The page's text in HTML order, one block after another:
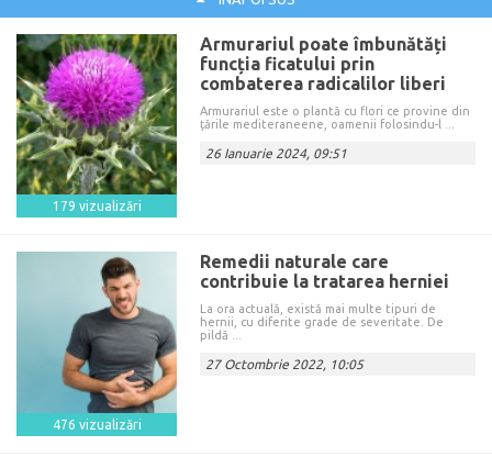
179 vizualizări
Armurariul poate îmbunătăți
funcția ficatului prin
combaterea radicalilor liberi
Armurariul este o plantă cu flori ce provine din
țările mediteraneene, oamenii folosindu-l ...
26 Ianuarie 2024, 09:51
476 vizualizări
Remedii naturale care
contribuie la tratarea herniei
La ora actuală, există mai multe tipuri de
hernii, cu diferite grade de severitate. De
pildă ...
27 Octombrie 2022, 10:05